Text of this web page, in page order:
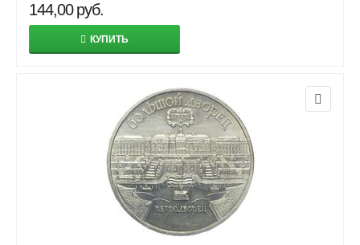
144,00 руб.
КУПИТЬ